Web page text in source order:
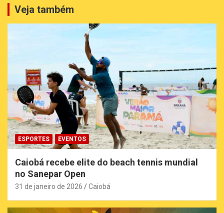
Veja também
ESPORTES EVENTOS
Caiobá recebe elite do beach tennis mundial
no Sanepar Open
31 de janeiro de 2026 Caiobá